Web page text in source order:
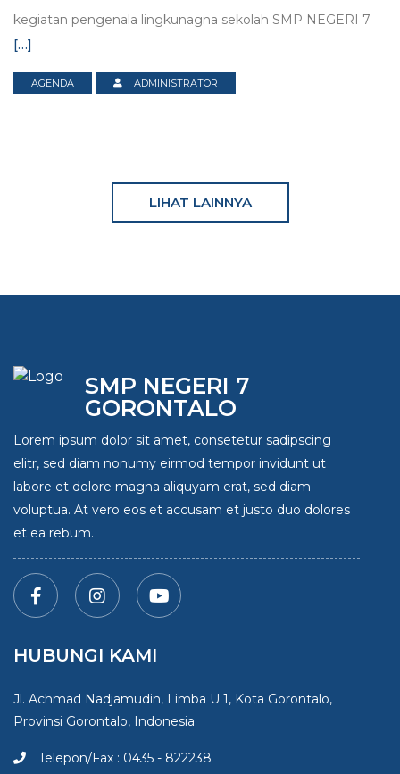
kegiatan pengenala lingkunagna sekolah SMP NEGERI 7
[…]
AGENDA ADMINISTRATOR
LIHAT LAINNYA
SMP NEGERI 7
GORONTALO
Lorem ipsum dolor sit amet, consetetur sadipscing
elitr, sed diam nonumy eirmod tempor invidunt ut
labore et dolore magna aliquyam erat, sed diam
voluptua. At vero eos et accusam et justo duo dolores
et ea rebum.
HUBUNGI KAMI
Jl. Achmad Nadjamudin, Limba U 1, Kota Gorontalo,
Provinsi Gorontalo, Indonesia
Telepon/Fax : 0435 - 822238